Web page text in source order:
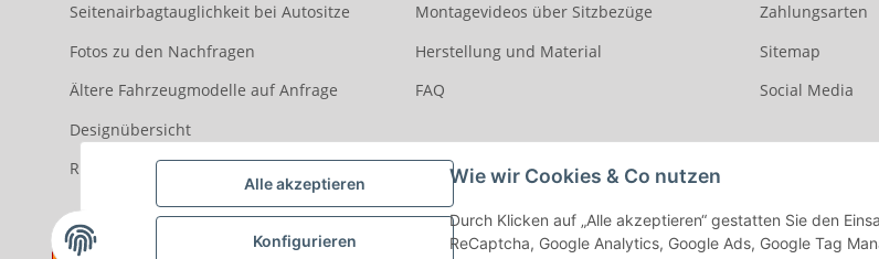
Alle akzeptieren
Konfigurieren
Wie wir Cookies & Co nutzen
Durch Klicken auf „Alle akzeptieren“ gestatten Sie den
ReCaptcha, Google Analytics, Google Ads, Google Tag
Seitenairbagtauglichkeit bei Autositze
Fotos zu den Nachfragen
Ältere Fahrzeugmodelle auf Anfrage
Designübersicht
Rezensionen
Montagevideos über Sitzbezüge
Herstellung und Material
FAQ
Zahlungsarten
Sitemap
Social Media